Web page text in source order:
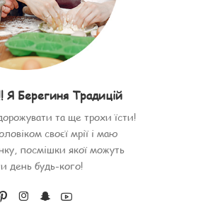
Я Берегиня Традицій
та ще трохи їсти!
своєї мрії і маю
посмішки якої можуть
день будь-кого!